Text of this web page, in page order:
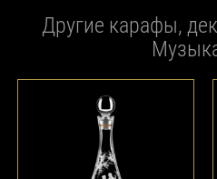
Другие карафы,